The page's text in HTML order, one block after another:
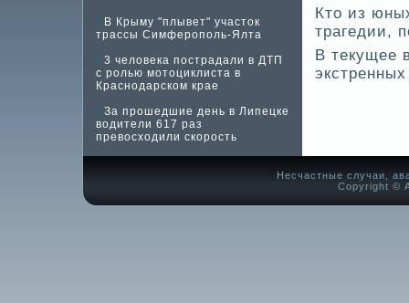
В Крыму "плывет" участок
трассы Симферополь-Ялта
3 человека пострадали в ДТП
с ролью мотоциклиста в
Краснодарском крае
За прошедшие день в Липецке
водители 617 раз
превосходили скорость
Кто из
трагедии,
В текущее
Несчастные случаи,
Copyright ©